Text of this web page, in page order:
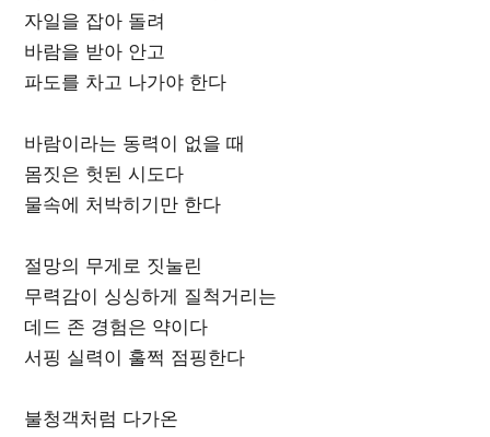
자일을 잡아 돌려
바람을 받아 안고
파도를 차고 나가야 한다
바람이라는 동력이 없을 때
몸짓은 헛된 시도다
물속에 처박히기만 한다
절망의 무게로 짓눌린
무력감이 싱싱하게 질척거리는
데드 존 경험은 약이다
서핑 실력이 훌쩍 점핑한다
불청객처럼 다가온